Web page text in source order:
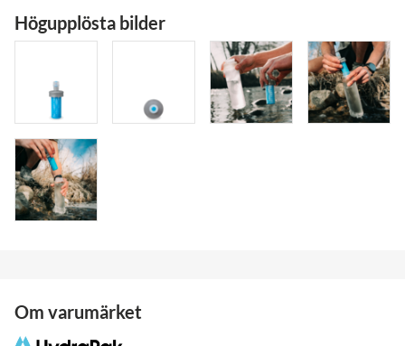
Högupplösta bilder
Om varumärket